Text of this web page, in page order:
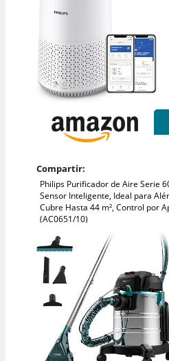
Compartir:
Philips Purificador de Aire Serie
Sensor Inteligente, Ideal para
Cubre Hasta 44 m², Control por
(AC0651/10)